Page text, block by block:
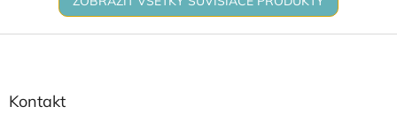
Z
Kontakt